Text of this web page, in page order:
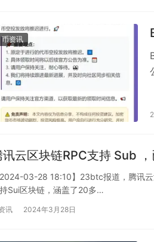
币资讯
讯云区块链RPC支持 Sub
2024-03-28 18:10】23btc报道，腾讯
Sui区块链，涵盖了20多…
讯 2024年3月28日